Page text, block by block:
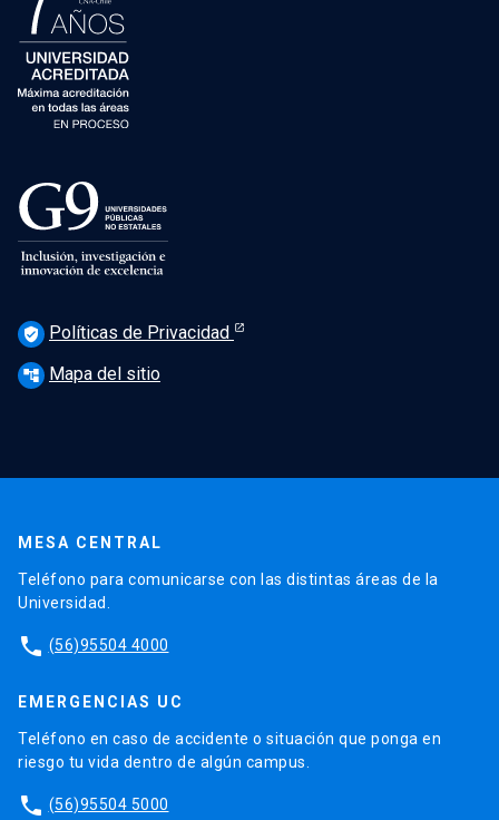
verified_user Políticas de Privacidad
account_tree Mapa del sitio
MESA CENTRAL
Teléfono para comunicarse con las distintas áreas de la
Universidad.
phone (56)95504 4000
EMERGENCIAS UC
Teléfono en caso de accidente o situación que ponga en
riesgo tu vida dentro de algún campus.
phone (56)95504 5000